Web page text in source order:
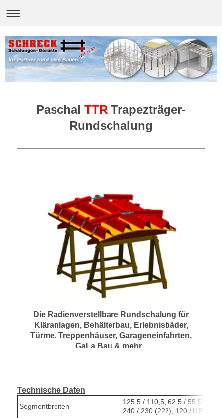
Paschal TTR Trapezträger-
Rundschalung
Die Radienverstellbare Rundschalung für
Kläranlagen, Behälterbau, Erlebnisbäder,
Türme, Treppenhäuser, Garageneinfahrten,
GaLa Bau & mehr...
Technische Daten
Segmentbreiten
125,5 / 110,5; 62,5 / 55,5 cm
240 / 230 (222); 120 /115; 60